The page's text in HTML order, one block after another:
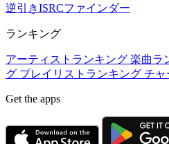
逆引きISRCファインダー
ランキング
アーティストランキング 楽曲ラ
グ プレイリストランキング チャ
Get the apps